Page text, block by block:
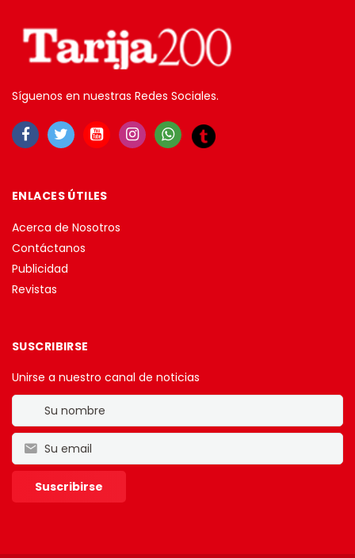
Síguenos en nuestras Redes Sociales.
ENLACES ÚTILES
Acerca de Nosotros
Contáctanos
Publicidad
Revistas
SUSCRIBIRSE
Unirse a nuestro canal de noticias